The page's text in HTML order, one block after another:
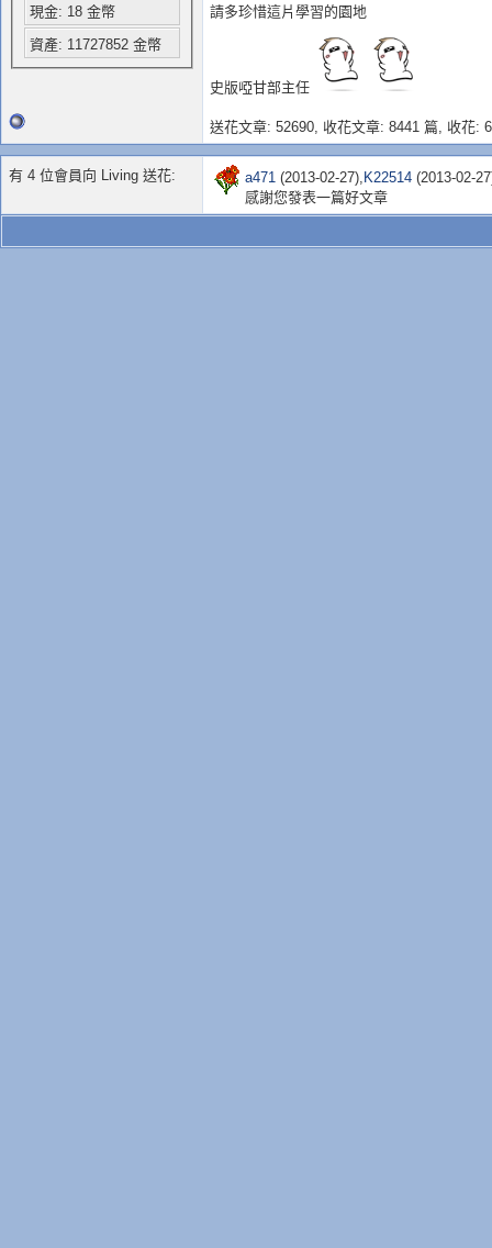
現金: 18 金幣
資產: 11727852 金幣
請多珍惜這片學習的園地
史版啞甘部主任
送花文章: 52690, 收花文章: 8441 篇, 收花:
有 4 位會員向 Living 送花: a471 (2013-02-27), K22514 (2013-02-
感謝您發表一篇好文章